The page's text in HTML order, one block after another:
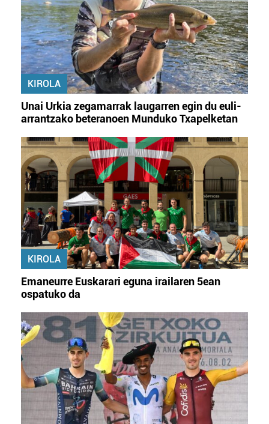
zerbitzuak hobetzeko asmoz, cookie teknologiaz
baliatzen gara. Ohar hau onartuz gero, teknologia hori
erabiltzeko baimen esplizitua ematen diguzu.Gehiago
irakurri
KIROLA
Unai Urkia zegamarrak laugarren egin du euli-
arrantzako beteranoen Munduko Txapelketan
KIROLA
Emaneurre Euskarari eguna irailaren 5ean
ospatuko da